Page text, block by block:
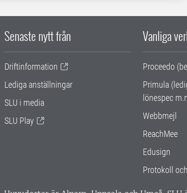
Senaste nytt från
Driftinformation
Lediga anställningar
SLU i media
SLU Play
Vanliga
Proceedo
Primula
lönespec
Webbmejl
ReachMee
Edusign
Protokoll